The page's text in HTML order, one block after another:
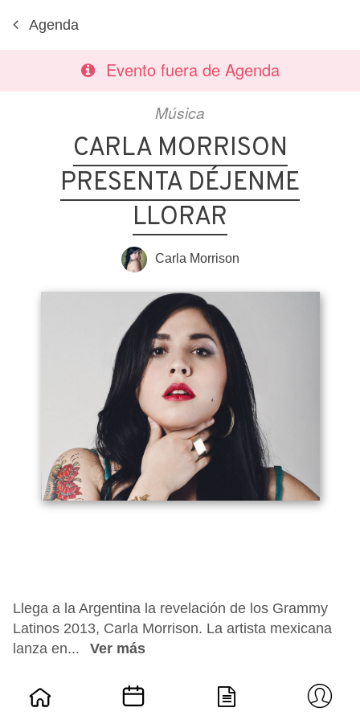
Agenda
Evento fuera de Agenda
Música
CARLA MORRISON
PRESENTA DÉJENME
LLORAR
Carla Morrison
Llega a la Argentina la revelación de los Grammy
Latinos 2013, Carla Morrison. La artista mexicana
lanza en...
Ver más